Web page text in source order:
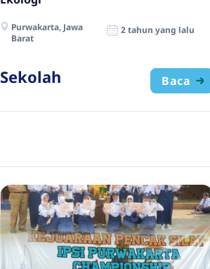
Purwakarta, Jawa
Barat
2 tahun yang lalu
Sekolah Baca